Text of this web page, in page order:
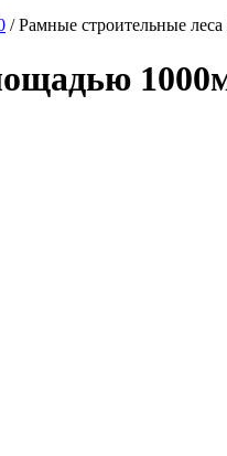
/Рамные строительные